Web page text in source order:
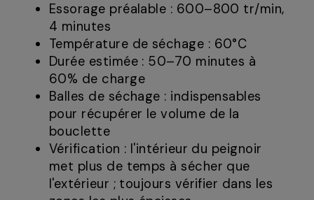
Essorage préalable : 600–800 tr/min,
4 minutes
Température de séchage : 60°C
Durée estimée : 50–70 minutes à
60% de charge
Balles de séchage : indispensables
pour récupérer le volume de la
bouclette
Vérification : l'intérieur du peignoir
met plus de temps à sécher que
l'extérieur ; toujours vérifier dans les